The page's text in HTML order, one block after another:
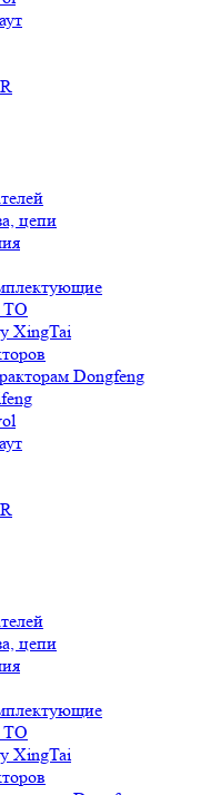
цепи
ТО
XingTai
Dongfeng
цепи
ТО
XingTai